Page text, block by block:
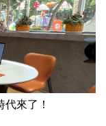
來了！